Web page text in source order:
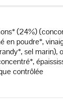
(24%)
en poudre*,
sel
contrôlée